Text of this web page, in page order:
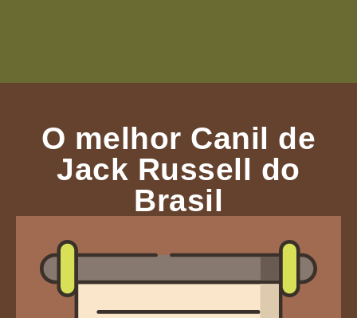
O melhor Canil de
Jack Russell do
Brasil